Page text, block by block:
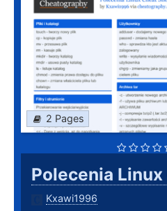
2 Pages
Polecenia Linux
Kxawi1996